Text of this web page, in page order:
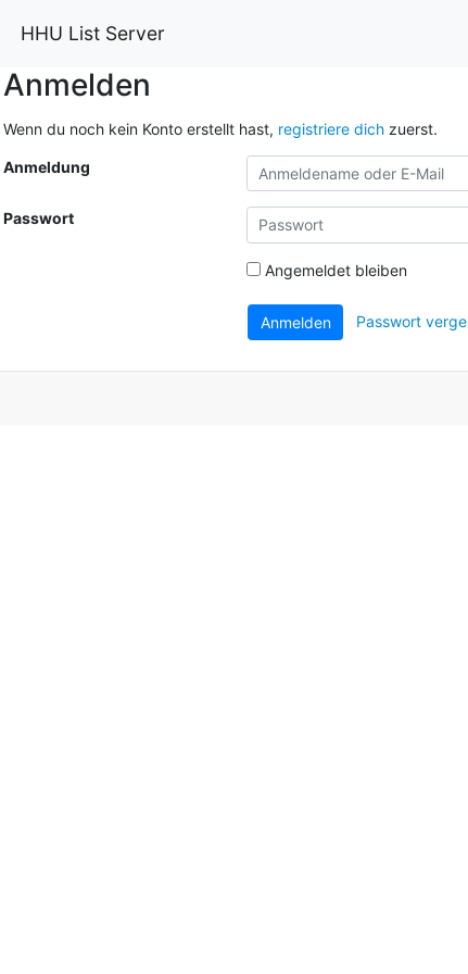
HHU List Server
Anmelden
Wenn du noch kein Konto erstellt hast, registriere dichzuerst.
Anmeldung
Passwort
Angemeldet bleiben
Anmelden Passwort